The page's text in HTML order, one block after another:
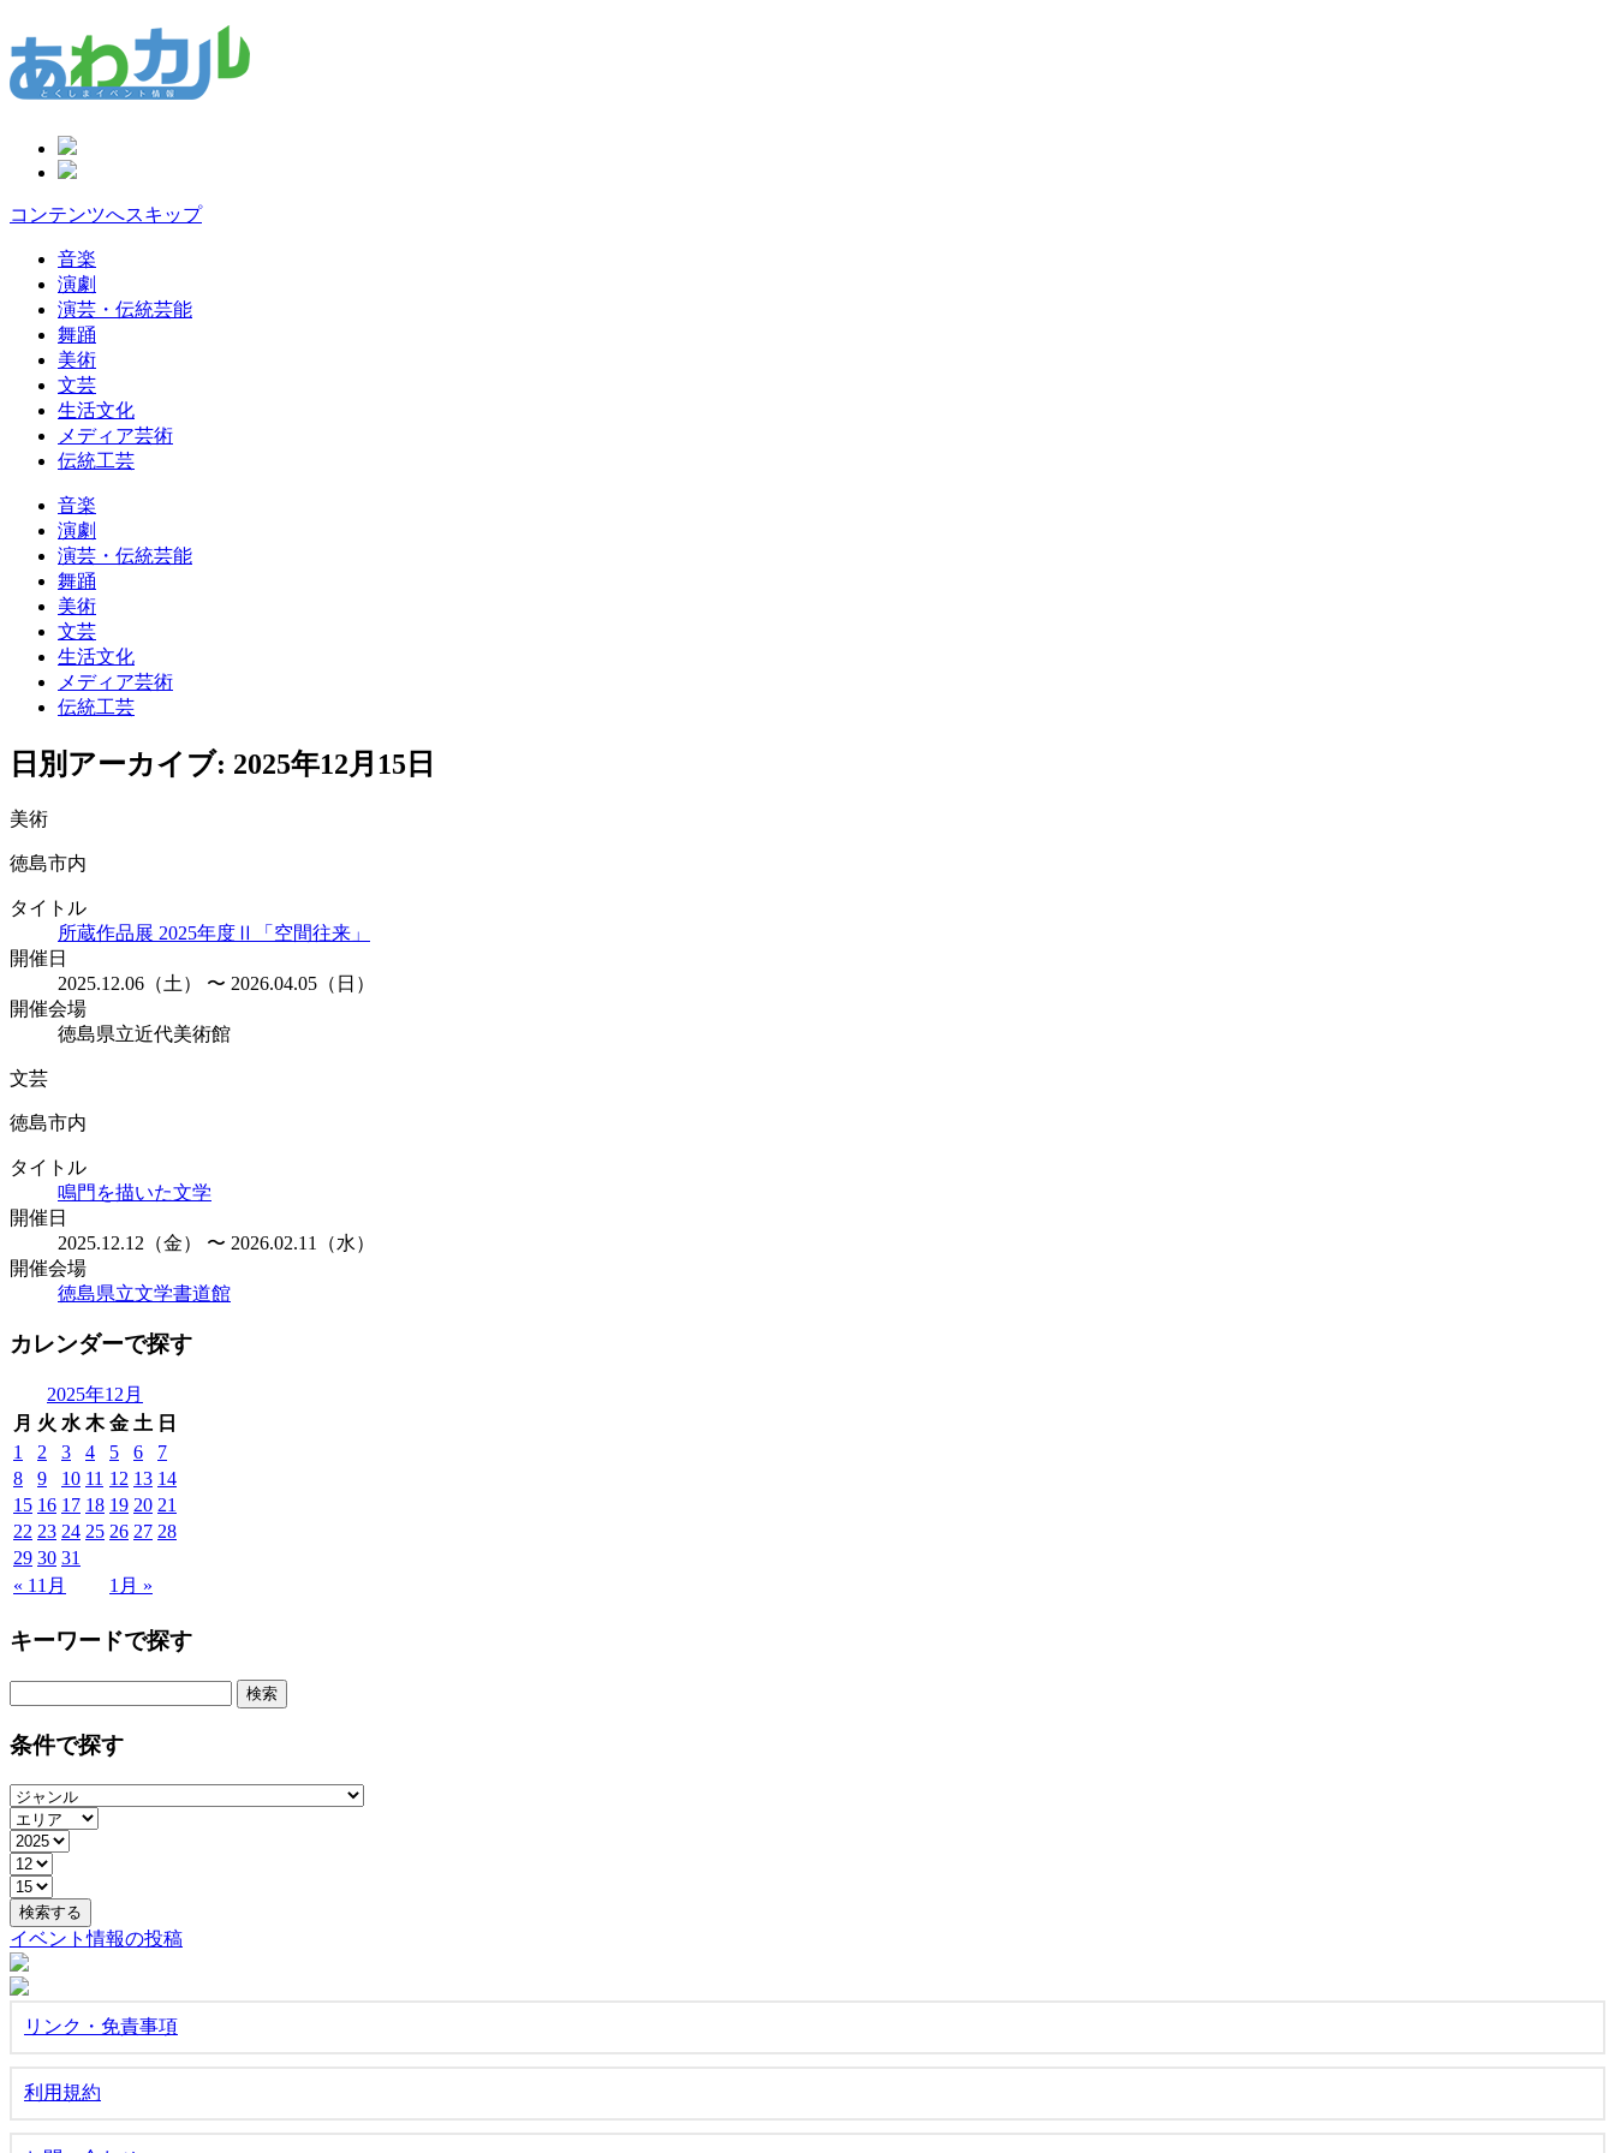
コンテンツへスキップ
音楽
演劇
演芸・伝統芸能
舞踊
美術
文芸
生活文化
メディア芸術
伝統工芸
音楽
演劇
演芸・伝統芸能
舞踊
美術
文芸
生活文化
メディア芸術
伝統工芸
日別アーカイブ: 2025年12月15日
美術
徳島市内
タイトル
所蔵作品展 2025年度Ⅱ「空間往来」
開催日
2025.12.06（土） 〜 2026.04.05（日）
開催会場
徳島県立近代美術館
文芸
徳島市内
タイトル
鳴門を描いた文学
開催日
2025.12.12（金） 〜 2026.02.11（水）
開催会場
徳島県立文学書道館
カレンダーで探す
2025年12月
月 火 水 木 金 土 日
« 11月 1月 »
1 2 3 4 5 6
7
8
9 10 11 12 13 14
15 16 17 18 19 20 21
22 23 24 25 26 27 28
29 30 31
キーワードで探す
条件で探す
イベント情報の投稿
リンク・免責事項
利用規約